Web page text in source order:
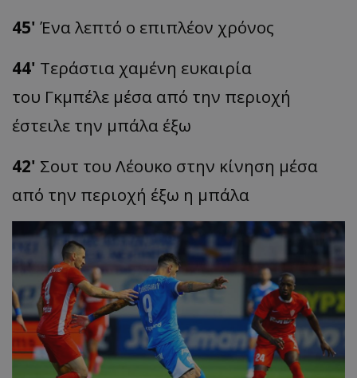
45' Ένα λεπτό ο επιπλέον χρόνος
44' Τεράστια χαμένη ευκαιρία
του Γκμπέλε μέσα από την περιοχή
έστειλε την μπάλα έξω
42' Σουτ του Λέουκο στην κίνηση μέσα
από την περιοχή έξω η μπάλα